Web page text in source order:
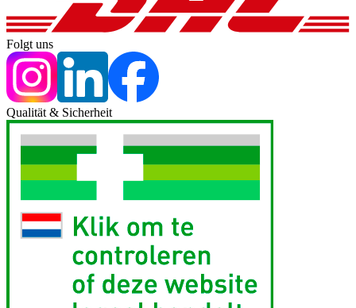
Folgt uns
Qualität & Sicherheit